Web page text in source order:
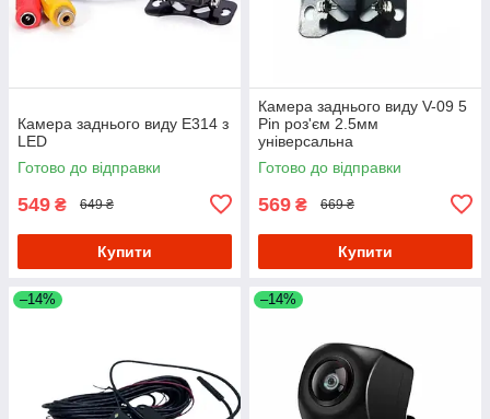
Камера заднього виду E314 з
LED
Готово до відправки
549 ₴ 649 ₴
Купити
Камера заднього виду V-09 5
Pin роз'єм 2.5мм
універсальна
Готово до відправки
569 ₴ 669 ₴
Купити
–14% –14%